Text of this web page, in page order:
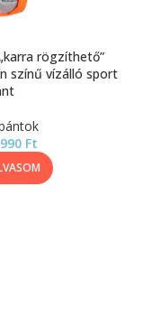
rögzíthető”
színű vízálló sport
Ft